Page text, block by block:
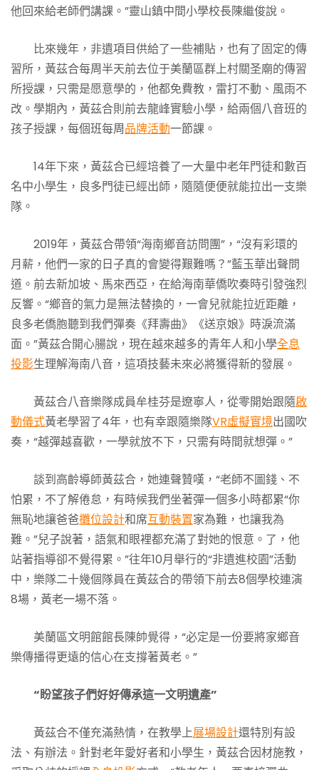
他回來給老師們講課。”靈山鎮中間小學校長陳繼俊說。
比來幾年，非遺項目供給了一些補貼，也有了固定的傳
習所，黃茲合每周半天前去位于美蘭區群上村關圣廟的傳習
所授課，只需是愿意學的，他都免費教，雷打不動、風雨不
改。學期內，黃茲合則前去龍峰實驗小學，給兩個八音班的
孩子授課，每個班每周品牌活動一節課。
14年下來，黃茲合已經培養了一大量中老年門徒和數百
名中小學生，良多門徒已經出師，隨隨便便就能拉出一支樂
隊。
2019年，黃茲合帶領“海南鄉音訪問團”，“沒有彩環的
月薪，他們一家的日子真的會變得艱難嗎？”藍玉華出聲問
道。前去新加坡、馬來西亞，在給海南華僑吹奏時引發強烈
反響。“鄉音的氣力是無法替換的，一會兒就能拉近距離，
良多老僑胞聽到我們彈奏《拜壽曲》《送京娘》時淚流滿
面。”黃茲合開心腸說，現在越來越多的青年人和小學全息
投影生理解海南八音，這項技藝未來必將獲得新的發展。
黃茲合八音樂隊成員牟桂芬是遼寧人，從零開始跟隨啟
動儀式黃老學習了4年，也有幸跟隨樂隊VR虛擬實境出國吹
奏，“越彈越喜歡，一學就放不下，只需有時間就想彈。”
談到高齡導師黃茲合，她連聲贊嘆，“老師不圖錢、不
怕累，不了解倦怠，有時候我們坐著彈一個多小時都累“你
無恥地讓爸爸攤位設計和席互動裝置家為難，也讓我為
難。”兒子說著，語氣和眼裡都充滿了對她的恨意。了，他
站著指導卻不覺得累。”往年10月舉行的“非遺進校園”活動
中，樂隊二十幾個隊員在黃茲合的帶領下前去8個學校連演
8場，黃老一場不落。
美蘭區文明館館長陳帥覺得，“必定是一份要將家鄉音
樂傳播得更遠的信心在支撐著黃老。”
“盼望孩子們好好傳承這一文明遺產”
黃茲合不僅充滿熱情，在教學上展場設計還特別有設
法、有辦法。針對老年愛好者和小學生，黃茲合因材施教，